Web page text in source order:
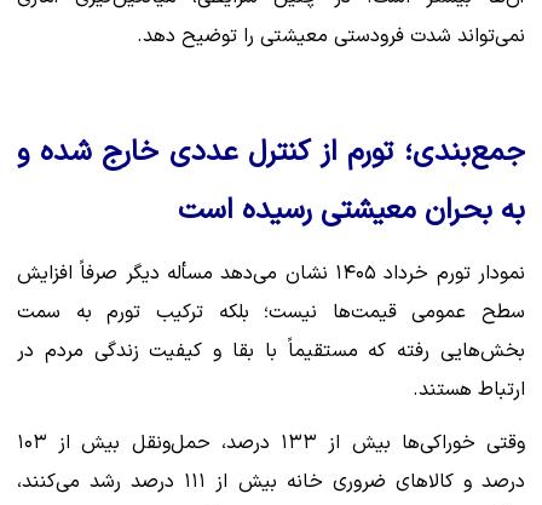
نمی‌تواند شدت فرودستی معیشتی را توضیح دهد.
جمع‌بندی؛ تورم از کنترل عددی خارج شده و
به بحران معیشتی رسیده است
نمودار تورم خرداد ۱۴۰۵ نشان می‌دهد مسأله دیگر صرفاً افزایش
سطح عمومی قیمت‌ها نیست؛ بلکه ترکیب تورم به سمت
بخش‌هایی رفته که مستقیماً با بقا و کیفیت زندگی مردم در
ارتباط‌ هستند.
وقتی خوراکی‌ها بیش از ۱۳۳ درصد، حمل‌ونقل بیش از ۱۰۳
درصد و کالاهای ضروری خانه بیش از ۱۱۱ درصد رشد می‌کنند،